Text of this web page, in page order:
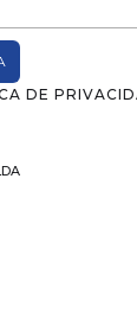
DE